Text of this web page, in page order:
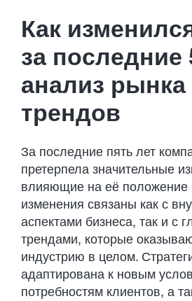
Contact Us
Как
за последние
анализ рынка
трендов
За последние пять лет
претерпела значительные
влияющие на её положение
изменения связаны как с
аспектами бизнеса, так и с
трендами, которые
индустрию в целом.
адаптирована к новым
потребностям клиентов, а